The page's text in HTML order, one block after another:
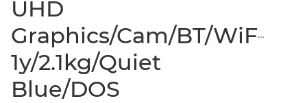
UHD
Graphics/Cam/BT/WiFi/
1y/2.1kg/Quiet
Blue/DOS